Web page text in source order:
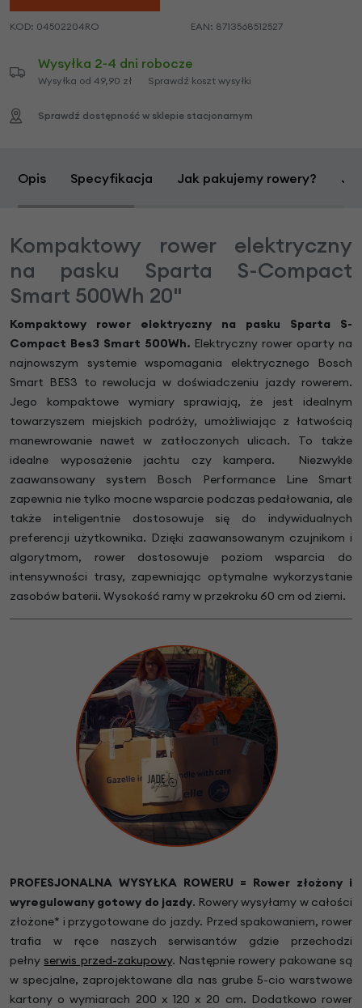
KOD: 04502204RO EAN: 8713568512527
Wysyłka 2-4 dni robocze
Wysyłka od 49,90 zł Sprawdź koszt wysyłki
Sprawdź dostępność w sklepie stacjonarnym
Opis Specyfikacja Jak pakujemy rowery?
Kompaktowy rower elektryczny
na pasku Sparta S-Compact
Smart 500Wh 20"
Kompaktowy rower elektryczny na pasku Sparta S-
Compact Bes3 Smart 500Wh. Elektryczny rower oparty na
najnowszym systemie wspomagania elektrycznego Bosch
Smart BES3 to rewolucja w doświadczeniu jazdy rowerem.
Jego kompaktowe wymiary sprawiają, że jest idealnym
towarzyszem miejskich podróży, umożliwiając z łatwością
manewrowanie nawet w zatłoczonych ulicach. To także
idealne wyposażenie jachtu czy kampera. Niezwykle
zaawansowany system Bosch Performance Line Smart
zapewnia nie tylko mocne wsparcie podczas pedałowania, ale
także inteligentnie dostosowuje się do indywidualnych
preferencji użytkownika. Dzięki zaawansowanym czujnikom i
algorytmom, rower dostosowuje poziom wsparcia do
intensywności trasy, zapewniając optymalne wykorzystanie
zasobów baterii. Wysokość ramy w przekroku 60 cm od ziemi.
PROFESJONALNA WYSYŁKA ROWERU = Rower złożony i
wyregulowany gotowy do jazdy. Rowery wysyłamy w całości
złożone* i przygotowane do jazdy. Przed spakowaniem, rower
trafia w ręce naszych serwisantów gdzie przechodzi
pełnyserwis przed-zakupowy. Następnie rowery pakowane są
w specjalne, zaprojektowane dla nas grube 5-cio warstwowe
kartony o wymiarach 200 x 120 x 20 cm. Dodatkowo rower